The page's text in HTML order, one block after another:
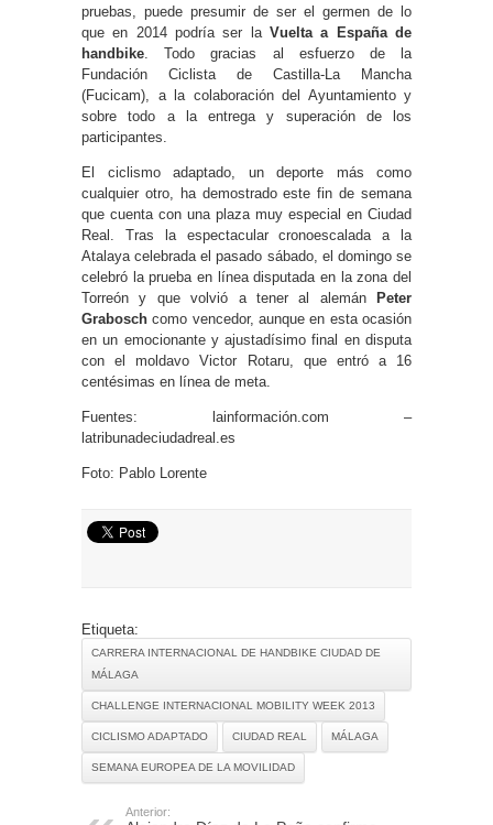
pruebas, puede presumir de ser el germen de lo
que en 2014 podría ser la Vuelta a España de
handbike. Todo gracias al esfuerzo de la
Fundación Ciclista de Castilla-La Mancha
(Fucicam), a la colaboración del Ayuntamiento y
sobre todo a la entrega y superación de los
participantes.
El ciclismo adaptado, un deporte más como
cualquier otro, ha demostrado este fin de semana
que cuenta con una plaza muy especial en Ciudad
Real. Tras la espectacular cronoescalada a la
Atalaya celebrada el pasado sábado, el domingo se
celebró la prueba en línea disputada en la zona del
Torreón y que volvió a tener al alemán
Peter
Grabosch como vencedor, aunque en esta ocasión
en un emocionante y ajustadísimo final en disputa
con el moldavo Victor Rotaru, que entró a 16
centésimas en línea de meta.
Fuentes: lainformación.com –
latribunadeciudadreal.es
Foto: Pablo Lorente
Etiqueta:
CARRERA INTERNACIONAL DE HANDBIKE CIUDAD DE
MÁLAGA
CHALLENGE INTERNACIONAL MOBILITY WEEK 2013
CICLISMO ADAPTADO CIUDAD REAL MÁLAGA
SEMANA EUROPEA DE LA MOVILIDAD
Anterior: